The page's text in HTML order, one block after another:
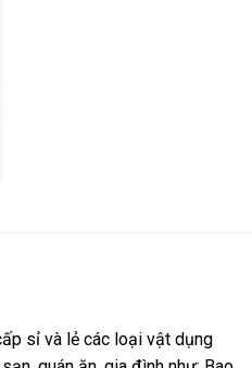
sỉ và lẻ các loại vật dụng